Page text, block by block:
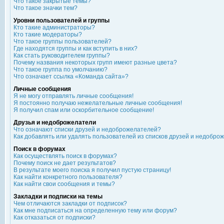
Что такое значки тем?
Уровни пользователей и группы
Кто такие администраторы?
Кто такие модераторы?
Что такое группы пользователей?
Где находятся группы и как вступить в них?
Как стать руководителем группы?
Почему названия некоторых групп имеют разные цвета?
Что такое группа по умолчанию?
Что означает ссылка «Команда сайта»?
Личные сообщения
Я не могу отправлять личные сообщения!
Я постоянно получаю нежелательные личные сообщения!
Я получил спам или оскорбительное сообщение!
Друзья и недоброжелатели
Что означают списки друзей и недоброжелателей?
Как добавлять или удалять пользователей из списков друзей и
Поиск в форумах
Как осуществлять поиск в форумах?
Почему поиск не дает результатов?
В результате моего поиска я получил пустую страницу!
Как найти конкретного пользователя?
Как найти свои сообщения и темы?
Закладки и подписки на темы
Чем отличаются закладки от подписок?
Как мне подписаться на определенную тему или форум?
Как отказаться от подписки?